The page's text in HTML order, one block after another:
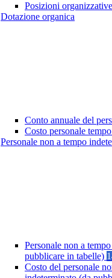
Posizioni organizzative
Dotazione organica
Conto annuale del
Costo personale
Personale non a tempo
Personale non a
pubblicare in tabelle)
Costo del personale